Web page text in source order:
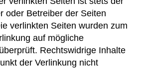
oder Betreiber der Seiten
verlinkten Seiten wurden zum
auf mögliche
Rechtswidrige Inhalte
der Verlinkung nicht